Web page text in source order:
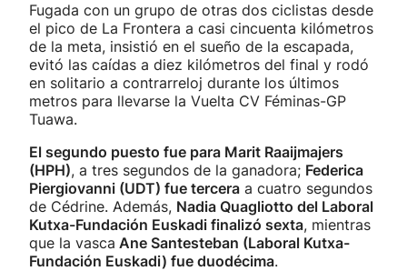
Fugada con un grupo de otras dos ciclistas desde
el pico de La Frontera a casi cincuenta kilómetros
de la meta, insistió en el sueño de la escapada,
evitó las caídas a diez kilómetros del final y rodó
en solitario a contrarreloj durante los últimos
metros para llevarse la Vuelta CV Féminas-GP
Tuawa.
El segundo puesto fue para Marit Raaijmajers
(HPH), a tres segundos de la ganadora; Federica
Piergiovanni (UDT) fue tercera a cuatro segundos
de Cédrine. Además, Nadia Quagliotto del Laboral
Kutxa-Fundación Euskadi finalizó sexta, mientras
que la vasca Ane Santesteban (Laboral Kutxa-
Fundación Euskadi) fue duodécima.